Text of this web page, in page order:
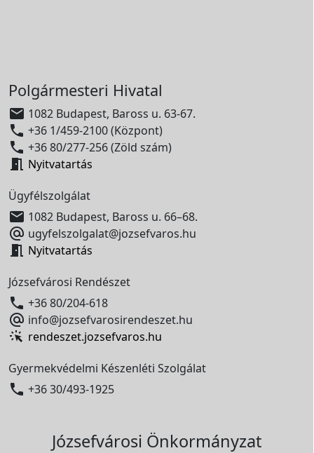
Polgármesteri Hivatal
 1082 Budapest, Baross u. 63-67.
 +36 1/459-2100 (Központ)
 +36 80/277-256 (Zöld szám)
 Nyitvatartás
Ügyfélszolgálat
 1082 Budapest, Baross u. 66–68.
 ugyfelszolgalat@jozsefvaros.hu
 Nyitvatartás
Józsefvárosi Rendészet
 +36 80/204-618
 info@jozsefvarosirendeszet.hu
rendeszet.jozsefvaros.hu
Gyermekvédelmi Készenléti Szolgálat
 +36 30/493-1925
Józsefvárosi Önkormányzat